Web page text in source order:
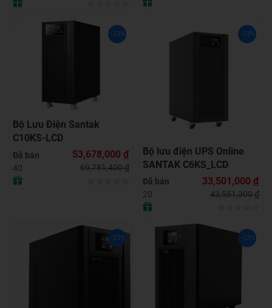
-23%
Bộ Lưu Điện Santak
C10KS‑LCD
Đã bán
40
53,678,000 đ
69,781,400đ
-23%
Bộ lưu điện UPS Online
SANTAK C6KS_LCD
Đã bán
20
33,501,000 đ
43,551,300đ
-23% -23%